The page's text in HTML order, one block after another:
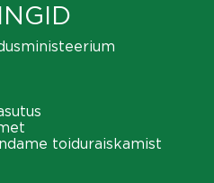
toiduraiskamist